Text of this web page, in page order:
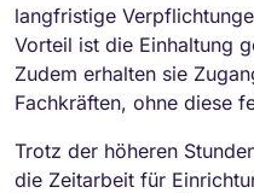
langfristige
Vorteil ist die Einhaltung
Zudem erhalten sie
Fachkräften, ohne diese
Trotz der höheren
die Zeitarbeit für